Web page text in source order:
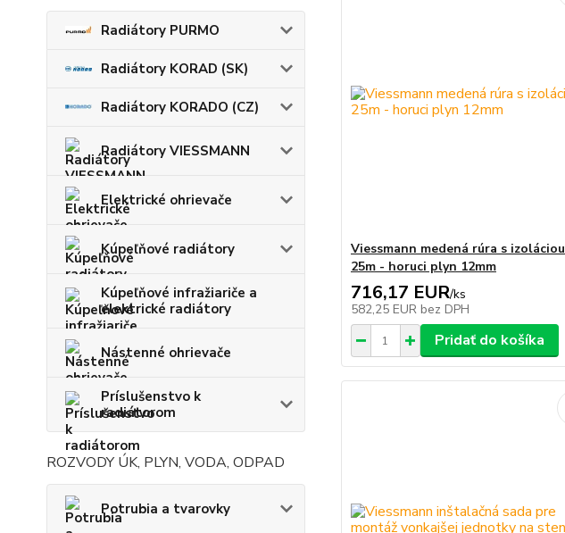
Radiátory PURMO
Radiátory KORAD (SK)
Radiátory KORADO (CZ)
Radiátory VIESSMANN
Elektrické ohrievače
Kúpeľňové radiátory
Kúpeľňové infražiariče a
elektrické radiátory
Nástenné ohrievače
Príslušenstvo k
radiátorom
ROZVODY ÚK, PLYN, VODA, ODPAD
Potrubia a tvarovky
Viessmann medená rúra s izoláciou
25m - horuci plyn 12mm
716,17 EUR/ks
582,25 EUR bez DPH
Pridať do košíka